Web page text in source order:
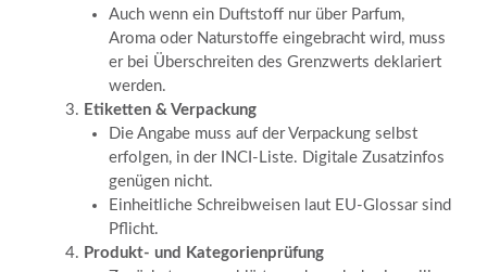
Auch wenn ein Duftstoff nur über Parfum,
Aroma oder Naturstoffe eingebracht wird, muss
er bei Überschreiten des Grenzwerts deklariert
werden.
Etiketten & Verpackung
Die Angabe muss auf der Verpackung selbst
erfolgen, in der INCI-Liste. Digitale Zusatzinfos
genügen nicht.
Einheitliche Schreibweisen laut EU-Glossar sind
Pflicht.
Produkt- und Kategorienprüfung